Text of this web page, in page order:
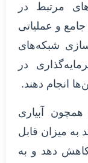
مرتبط در
و عملیاتی
شبکه‌های
در
انجام دهند.
آبیاری
به میزان قابل
دهد و به